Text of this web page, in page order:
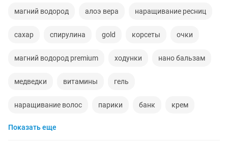
магний водород алоэ вера наращивание ресниц
сахар спирулина gold корсеты очки
магний водород premium ходунки нано бальзам
медведки витамины гель
наращивание волос парики банк крем
памперсы взрослые
Показать еще